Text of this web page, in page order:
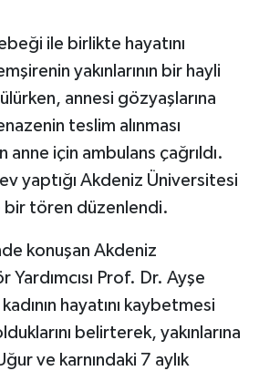
ile birlikte hayatını
yakınlarının bir hayli
annesi gözyaşlarına
teslim alınması
anne için ambulans çağrıldı.
yaptığı Akdeniz Üniversitesi
bir tören düzenlendi.
konuşan Akdeniz
Prof. Dr. Ayşe
hayatını kaybetmesi
belirterek, yakınlarına
ve karnındaki 7 aylık